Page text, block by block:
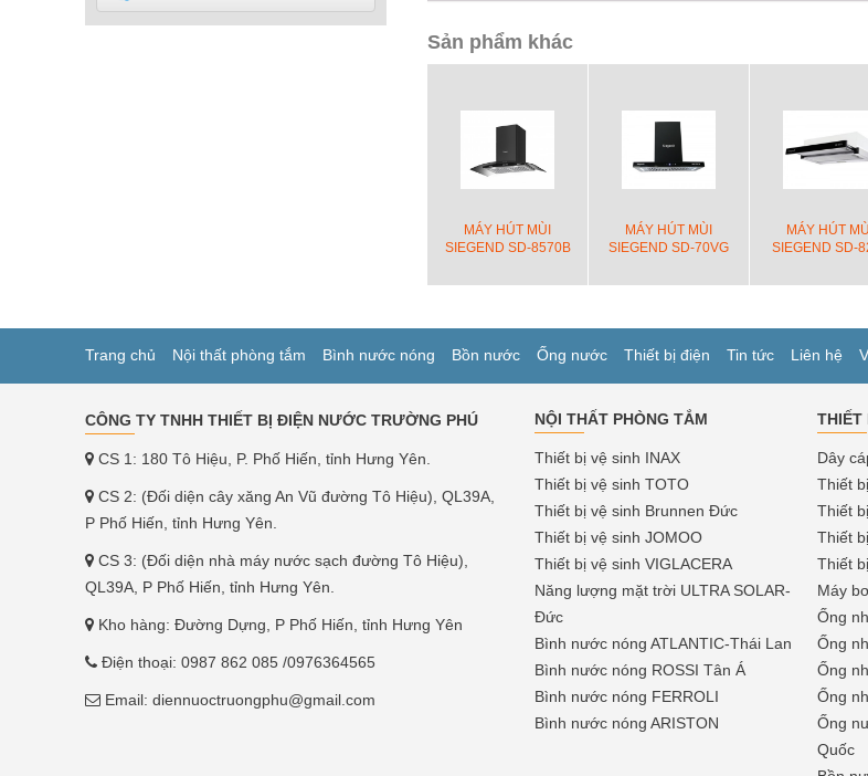
Sản phẩm khác
MÁY HÚT MÙI
SIEGEND SD-8570B
MÁY HÚT MÙI
SIEGEND SD-70VG
MÁY HÚT MÙI
SIEGEND SD-
Trang chủ Nội thất phòng tắm Bình nước nóng Bồn nước Ống nước Thiết bị điện Tin tức Liên hệ
CÔNG TY TNHH THIẾT BỊ ĐIỆN NƯỚC TRƯỜNG PHÚ
CS 1: 180 Tô Hiệu, P. Phố Hiến, tỉnh Hưng Yên.
CS 2: (Đối diện cây xăng An Vũ đường Tô Hiệu), QL39A,
P Phố Hiến, tỉnh Hưng Yên.
CS 3: (Đối diện nhà máy nước sạch đường Tô Hiệu),
QL39A, P Phố Hiến, tỉnh Hưng Yên.
Kho hàng: Đường Dựng, P Phố Hiến, tỉnh Hưng Yên
Điện thoại: 0987 862 085 /0976364565
Email: diennuoctruongphu@gmail.com
NỘI THẤT PHÒNG TẮM
Thiết bị vệ sinh INAX
Thiết bị vệ sinh TOTO
Thiết bị vệ sinh Brunnen Đức
Thiết bị vệ sinh JOMOO
Thiết bị vệ sinh VIGLACERA
Năng lượng mặt trời ULTRA SOLAR-
Đức
Bình nước nóng ATLANTIC-Thái Lan
Bình nước nóng ROSSI Tân Á
Bình nước nóng FERROLI
Bình nước nóng ARISTON
THIẾT
Dây
Thiết
Thiết
Thiết
Thiết
Máy
Ống
Ống
Ống
Ống
Ống
Quốc